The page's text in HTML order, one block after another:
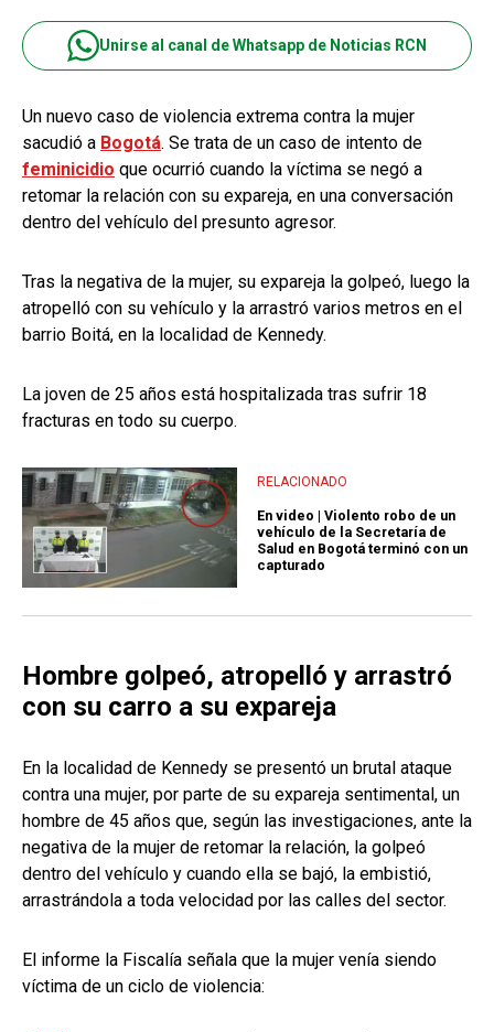
Unirse al canal de Whatsapp de Noticias RCN
Un nuevo caso de violencia extrema contra la mujer
sacudió a Bogotá. Se trata de un caso de intento de
feminicidio que ocurrió cuando la víctima se negó a
retomar la relación con su expareja, en una conversación
dentro del vehículo del presunto agresor.
Tras la negativa de la mujer, su expareja la golpeó, luego la
atropelló con su vehículo y la arrastró varios metros en el
barrio Boitá, en la localidad de Kennedy.
La joven de 25 años está hospitalizada tras sufrir 18
fracturas en todo su cuerpo.
RELACIONADO
En video | Violento robo de un
vehículo de la Secretaría de
Salud en Bogotá terminó con un
capturado
Hombre golpeó, atropelló y arrastró
con su carro a su expareja
En la localidad de Kennedy se presentó un brutal ataque
contra una mujer, por parte de su expareja sentimental, un
hombre de 45 años que, según las investigaciones, ante la
negativa de la mujer de retomar la relación, la golpeó
dentro del vehículo y cuando ella se bajó, la embistió,
arrastrándola a toda velocidad por las calles del sector.
El informe la Fiscalía señala que la mujer venía siendo
víctima de un ciclo de violencia: